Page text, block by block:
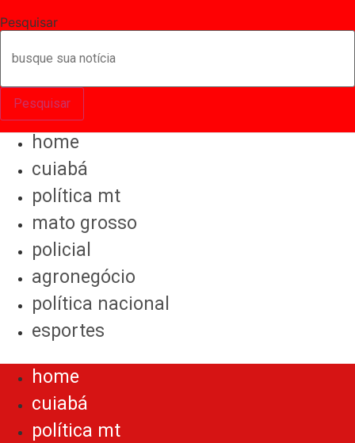
Pesquisar
Pesquisar
home
cuiabá
política mt
mato grosso
policial
agronegócio
política nacional
esportes
home
cuiabá
política mt